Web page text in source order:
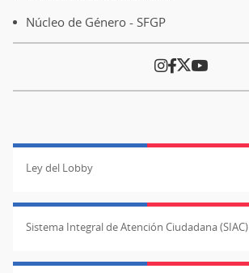
Núcleo de Género - SFGP
Ley del Lobby
Sistema Integral de Atención Ciudadana (SIAC)